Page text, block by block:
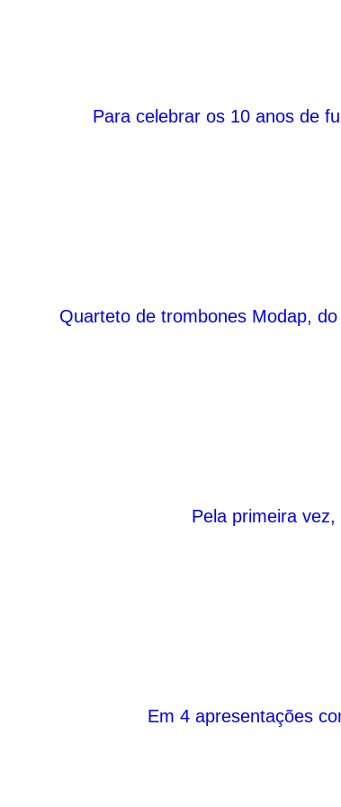
Para celebrar os 10 anos de
Quarteto de trombones Modap,
Pela primeira
Em 4 apresentações